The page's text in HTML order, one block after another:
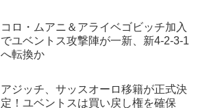
コロ・ムアニ＆アライベゴビッチ加入
でユベントス攻撃陣が一新、新4-2-3-1
へ転換か
アジッチ、サッスオーロ移籍が正式決
定！ユベントスは買い戻し権を確保